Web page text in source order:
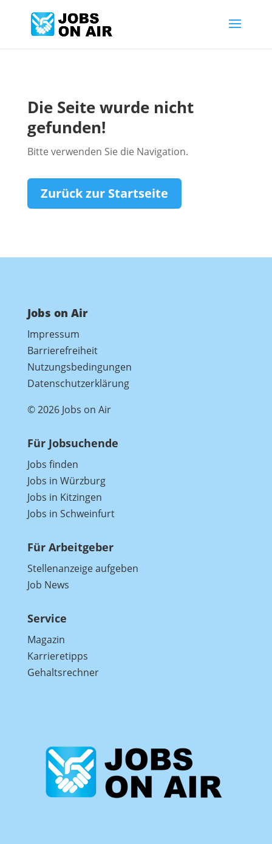
Die Seite wurde nicht
gefunden!
Bitte verwenden Sie die Navigation.
Zurück zur Startseite
Jobs on Air
Impressum
Barrierefreiheit
Nutzungsbedingungen
Datenschutzerklärung
© 2026 Jobs on Air
Für Jobsuchende
Jobs finden
Jobs in Würzburg
Jobs in Kitzingen
Jobs in Schweinfurt
Für Arbeitgeber
Stellenanzeige aufgeben
Job News
Service
Magazin
Karrieretipps
Gehaltsrechner